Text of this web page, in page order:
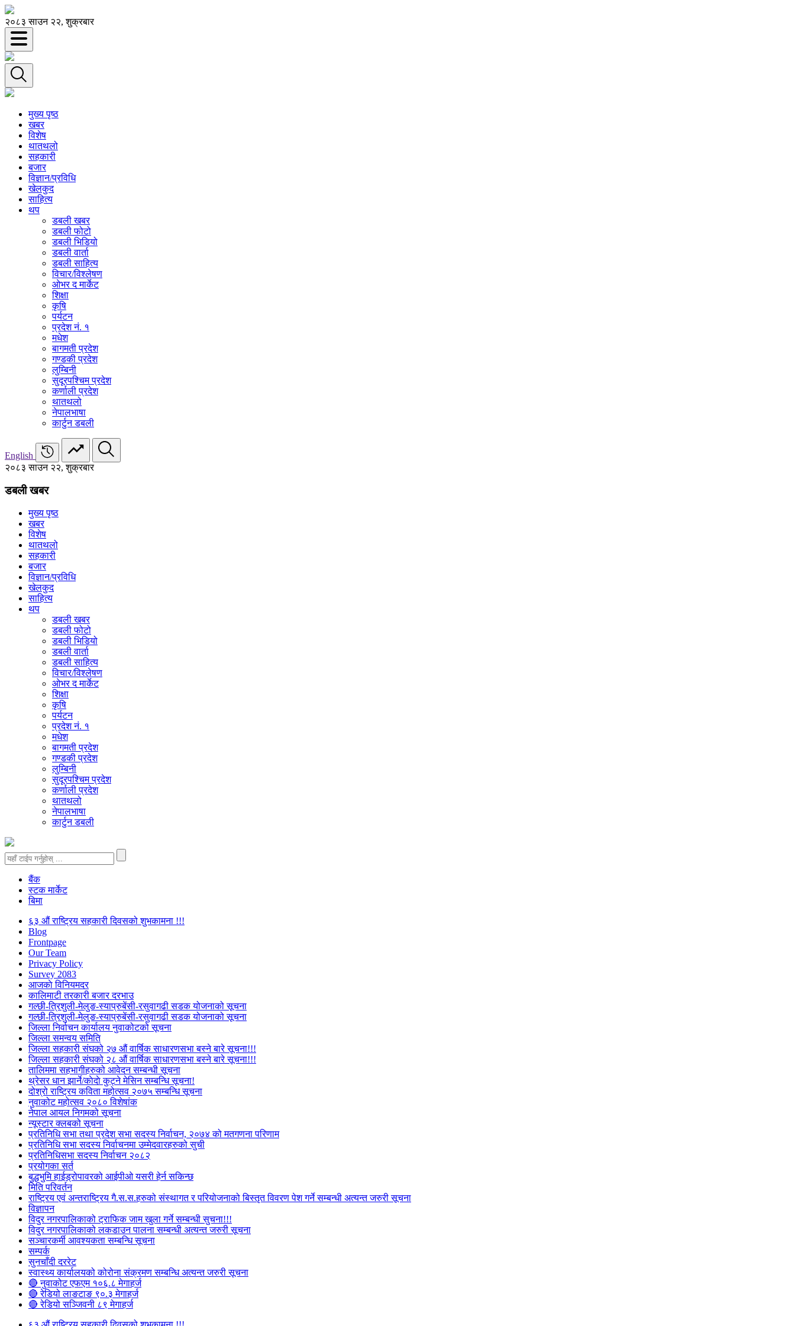
२०८३ साउन २२, शुक्रबार
मुख्य पृष्ठ
खबर
विशेष
थातथलो
सहकारी
बजार
विज्ञान/प्रविधि
खेलकुद
साहित्य
थप
डबली खबर
डबली फोटो
डबली भिडियो
डबली वार्ता
डबली साहित्य
विचार/विश्‍लेषण
ओभर द मार्केट
शिक्षा
कृषि
पर्यटन
प्रदेश नं. १
मधेश
बागमती प्रदेश
गण्डकी प्रदेश
लुम्बिनी
सुदूरपश्चिम प्रदेश
कर्णाली प्रदेश
थातथलो
नेपालभाषा
कार्टुन डबली
English
२०८३ साउन २२, शुक्रबार
डबली खबर
मुख्य पृष्ठ
खबर
विशेष
थातथलो
सहकारी
बजार
विज्ञान/प्रविधि
खेलकुद
साहित्य
थप
डबली खबर
डबली फोटो
डबली भिडियो
डबली वार्ता
डबली साहित्य
विचार/विश्‍लेषण
ओभर द मार्केट
शिक्षा
कृषि
पर्यटन
प्रदेश नं. १
मधेश
बागमती प्रदेश
गण्डकी प्रदेश
लुम्बिनी
सुदूरपश्चिम प्रदेश
कर्णाली प्रदेश
थातथलो
नेपालभाषा
कार्टुन डबली
बैंक
स्टक मार्केट
बिमा
६३ औं राष्ट्रिय सहकारी दिवसको शुभकामना !!!
Blog
Frontpage
Our Team
Privacy Policy
Survey 2083
आजकाे विनियमदर
कालिमाटी तरकारी बजार दरभाउ
गल्छी-त्रिशुली-मेलुङ-स्याप्रुबेंसी-रसुवागढी सडक योजनाको सूचना
गल्छी-त्रिशुली-मेलुङ-स्याप्रुबेंसी-रसुवागढी सडक योजनाको सूचना
जिल्ला निर्वाचन कार्यालय नुवाकोटको सूचना
जिल्ला समन्वय समिति
जिल्ला सहकारी संघको २७ औं वार्षिक साधारणसभा बस्ने बारे सूचना!!!
जिल्ला सहकारी संघको २८ औं वार्षिक साधारणसभा बस्ने बारे सूचना!!!
तालिममा सहभागीहरुको आवेदन सम्बन्धी सूचना
थ्रेसर धान झार्ने/काेदाे कुट्ने मेसिन सम्बन्धि सूचना!
दोश्रो राष्ट्रिय कविता महोत्सव २०७५ सम्बन्धि सूचना
नुवाकोट महोत्सव २०८० विशेषांक
नेपाल आयल निगमको सूचना
न्यूस्टार क्लबको सूचना
प्रतिनिधि सभा तथा प्रदेश सभा सदस्य निर्वाचन, २०७४ को मतगणना परिणाम
प्रतिनिधि सभा सदस्य निर्वाचनमा उम्मेदवारहरुको सुची
प्रतिनिधिसभा सदस्य निर्वाचन २०८२
प्रयोगका सर्त
बुद्धभुमि हाईड्रोपावरको आईपीओ यसरी हेर्न सकिन्छ
मिति परिवर्तन
राष्ट्रिय एवं अन्तराष्ट्रिय गै.स.स.हरुको संस्थागत र परियोजनाको बिस्तृत विवरण पेश गर्ने सम्बन्धी अत्यन्त जरुरी सूचना
विज्ञापन
विदुर नगरपालिकाको ट्राफिक जाम खुला गर्ने सम्बन्धी सुचना!!!
विदुर नगरपालिकाको लकडाउन पालना सम्बन्धी अत्यन्त जरुरी सूचना
सञ्चारकर्मी आवश्यकता सम्बन्धि सूचना
सम्पर्क
सुनचाँदी दररेट
स्वास्थ्य कार्यालयको कोरोना संक्रमण सम्बन्धि अत्यन्त जरुरी सूचना
🔴 नुवाकोट एफएम १०६.८ मेगाहर्ज
🔴 रेडियो लाङटाङ ९०.३ मेगाहर्ज
🔴 रेडियो सञ्जिवनी ८९ मेगाहर्ज